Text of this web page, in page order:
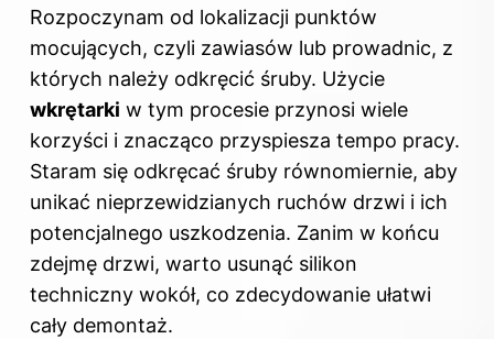
Rozpoczynam od lokalizacji punktów
mocujących, czyli zawiasów lub prowadnic, z
których należy odkręcić śruby. Użycie
wkrętarki w tym procesie przynosi wiele
korzyści i znacząco przyspiesza tempo pracy.
Staram się odkręcać śruby równomiernie, aby
unikać nieprzewidzianych ruchów drzwi i ich
potencjalnego uszkodzenia. Zanim w końcu
zdejmę drzwi, warto usunąć silikon
techniczny wokół, co zdecydowanie ułatwi
cały demontaż.